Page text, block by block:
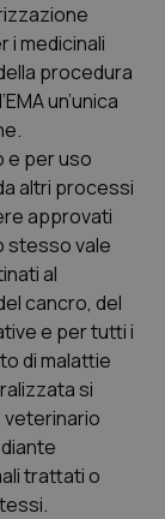
i medicinali
procedura
un’unica
e per uso
altri processi
approvati
stesso vale
al
cancro, del
e per tutti i
di malattie
si
veterinario
trattati o